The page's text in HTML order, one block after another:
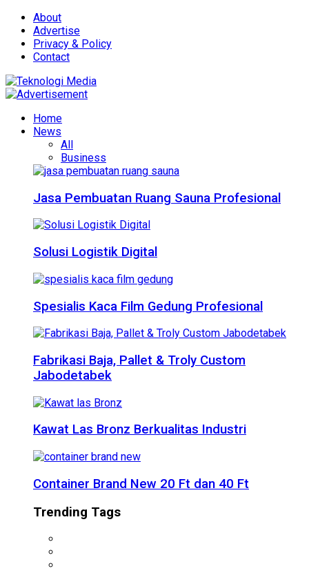
About
Advertise
Privacy & Policy
Contact
Home
News
All
Business
Jasa Pembuatan Ruang Sauna Profesional
Solusi Logistik Digital
Spesialis Kaca Film Gedung Profesional
Fabrikasi Baja, Pallet & Troly Custom
Jabodetabek
Kawat Las Bronz Berkualitas Industri
Container Brand New 20 Ft dan 40 Ft
Trending Tags